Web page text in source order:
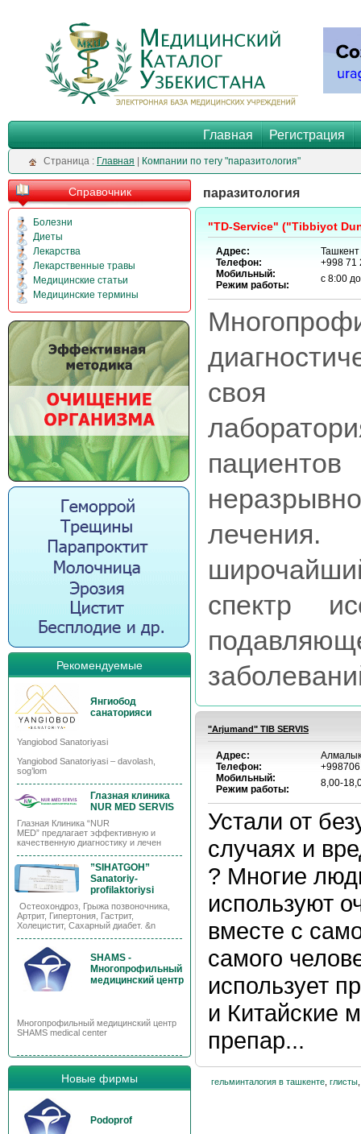
Главная Регистрация
Cтраница : Главная Компании по тегу "паразитология"
Справочник
Болезни
Диеты
Лекарства
Лекарственные травы
Медицинские статьи
Медицинские термины
Рекомендуемые
Янгиобод
санаторияси
Yangiobod Sanatoriyasi
Yangiobod Sanatoriyasi – davolash,
sog’lom
Глазная клиника
NUR MED SERVIS
Глазная Клиника “NUR
MED” предлагает эффективную и
качественную диагностику и лечен
”SIHATGOH”
Sanatoriy-
profilaktoriysi
Остеохондроз, Грыжа позвоночника,
Артрит, Гипертония, Гастрит,
Холецистит, Сахарный диабет. &n
SHAMS -
Многопрофильный
медицинский центр
Многопрофильный медицинский центр
SHAMS medical center
Новые фирмы
Podoprof
паразитология
"TD-Service" ("Tibbiyot
Адрес:
Телефон:
Мобильный:
Режим работы:
Ташкент
+998 71
с 8:00
своя
спектр
"Arjumand" TIB SERVIS
Адрес:
Телефон:
Мобильный:
Режим работы:
8,00-
Устали от
случаях и
? Многие
используют
вместе с
самого
использует
и Китайские
препар...
гельминталогия в ташкенте глисты